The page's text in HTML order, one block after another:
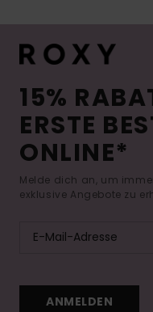
15%
ERSTE
ONLINE*
Melde dich an, um
exklusive Angebote zu
ANMELDEN